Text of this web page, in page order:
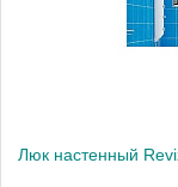
Люк настенный